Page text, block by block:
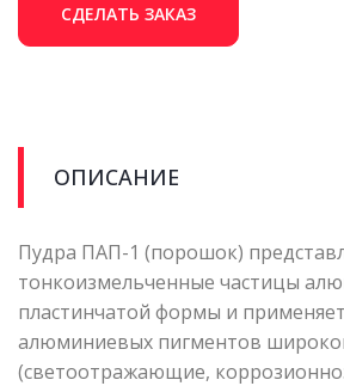
СДЕЛАТЬ ЗАКАЗ
ОПИСАНИЕ
Пудра ПАП-1 (порошок)
тонкоизмельченные частицы
пластинчатой формы и
алюминиевых пигментов
(светоотражающие,